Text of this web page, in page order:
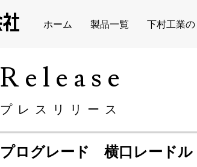
ホーム 製品一覧 下村工業の
release
プレスリリース
プログレード 横口レードル